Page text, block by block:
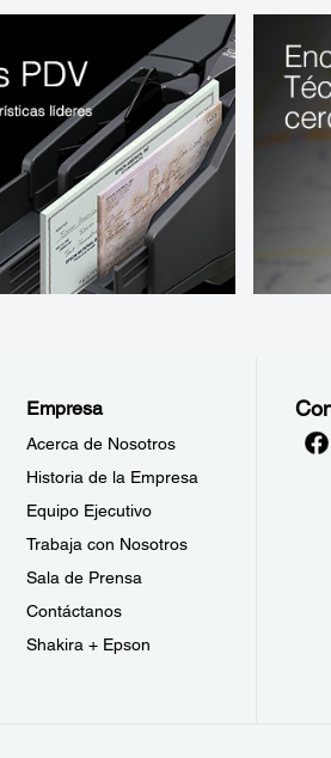
Empresa
Acerca de Nosotros
Historia de la Empresa
Equipo Ejecutivo
Trabaja con Nosotros
Sala de Prensa
Contáctanos
Shakira + Epson